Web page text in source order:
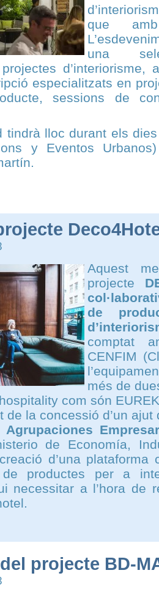
que
una
d’interiorisme,
especialitzats en
sessions de
tindrà lloc durant els
y Eventos
Aquest
projecte
de
comptat
CENFIM
més de
com són
de la concessió d’un
de Economía,
d’una plataforma
productes per a
necessitar a l’hora de
projecte BD-